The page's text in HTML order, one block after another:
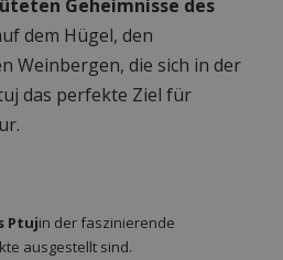
Geheimnisse des
dem Hügel, den
Weinbergen, die sich in der
das perfekte Ziel für
Ptujin der faszinierende
ausgestellt sind.